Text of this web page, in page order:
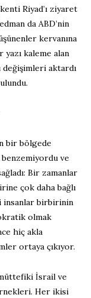
Riyad’ı ziyaret
da ABD’nin
kervanına
kaleme alan
değişimleri aktardı
bir bölgede
ve
Bir zamanlar
çok daha bağlı
insanlar birbirinin
olmak
hiç akla
ortaya çıkıyor.
İsrail ve
Her ikisi